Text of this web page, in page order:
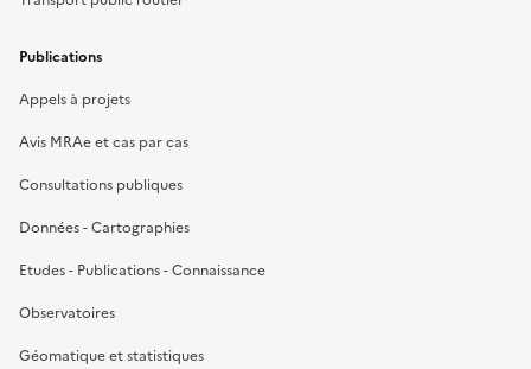
Publications
Appels à projets
Avis MRAe et cas par cas
Consultations publiques
Données - Cartographies
Etudes - Publications - Connaissance
Observatoires
Géomatique et statistiques